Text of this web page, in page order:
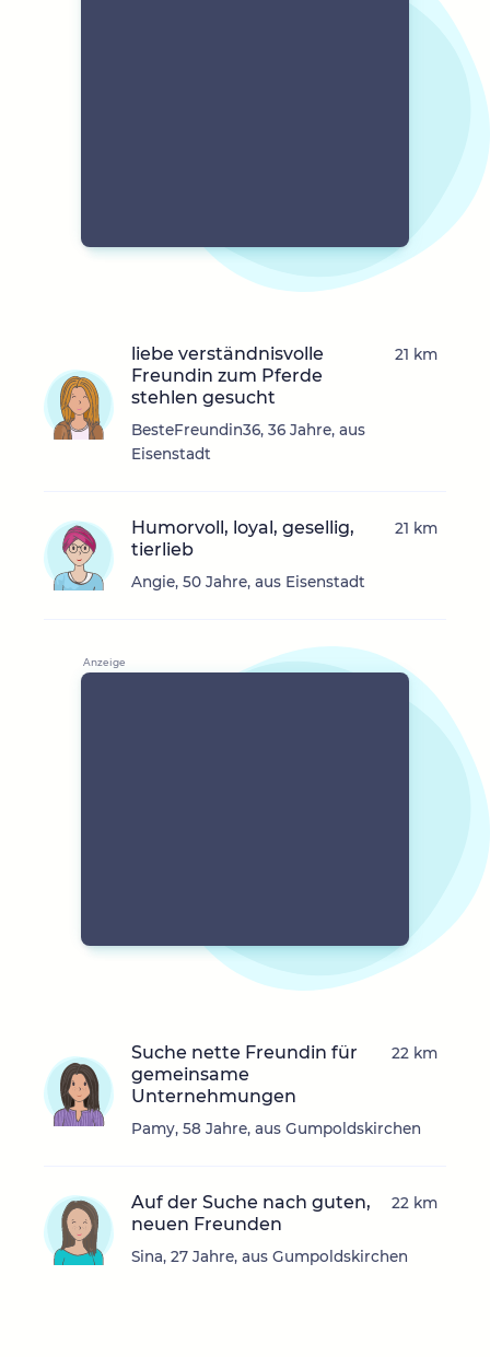
liebe verständnisvolle
Freundin zum Pferde
stehlen gesucht
BesteFreundin36, 36 Jahre, aus
Eisenstadt
21 km
Humorvoll, loyal, gesellig,
tierlieb
Angie, 50 Jahre, aus Eisenstadt
21 km
Suche nette Freundin für
gemeinsame
Unternehmungen
Pamy, 58 Jahre, aus Gumpoldskirchen
22 km
Auf der Suche nach guten,
neuen Freunden
Sina, 27 Jahre, aus Gumpoldskirchen
22 km